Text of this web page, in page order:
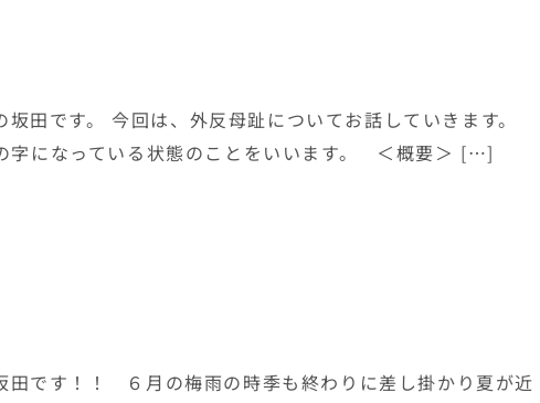
田です。 今回は、外反母趾についてお話していきます。
字になっている状態のことをいいます。 ＜概要＞ […]
です！！ ６月の梅雨の時季も終わりに差し掛かり夏が近